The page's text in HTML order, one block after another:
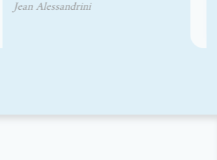
David Rault